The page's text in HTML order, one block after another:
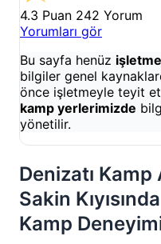
4.3 Puan 242 Yorum
Yorumları gör
Bu sayfa henüz
bilgiler genel
önce işletmeyle teyit
kamp yerlerimizde
yönetilir.
Denizatı Kamp
Sakin
Kamp